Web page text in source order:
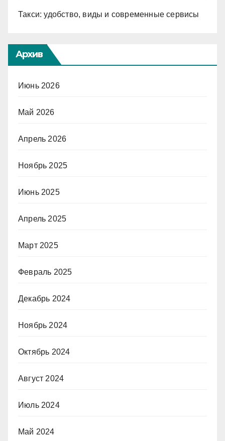
Такси: удобство, виды и современные сервисы
Архив
Июнь 2026
Май 2026
Апрель 2026
Ноябрь 2025
Июнь 2025
Апрель 2025
Март 2025
Февраль 2025
Декабрь 2024
Ноябрь 2024
Октябрь 2024
Август 2024
Июль 2024
Май 2024